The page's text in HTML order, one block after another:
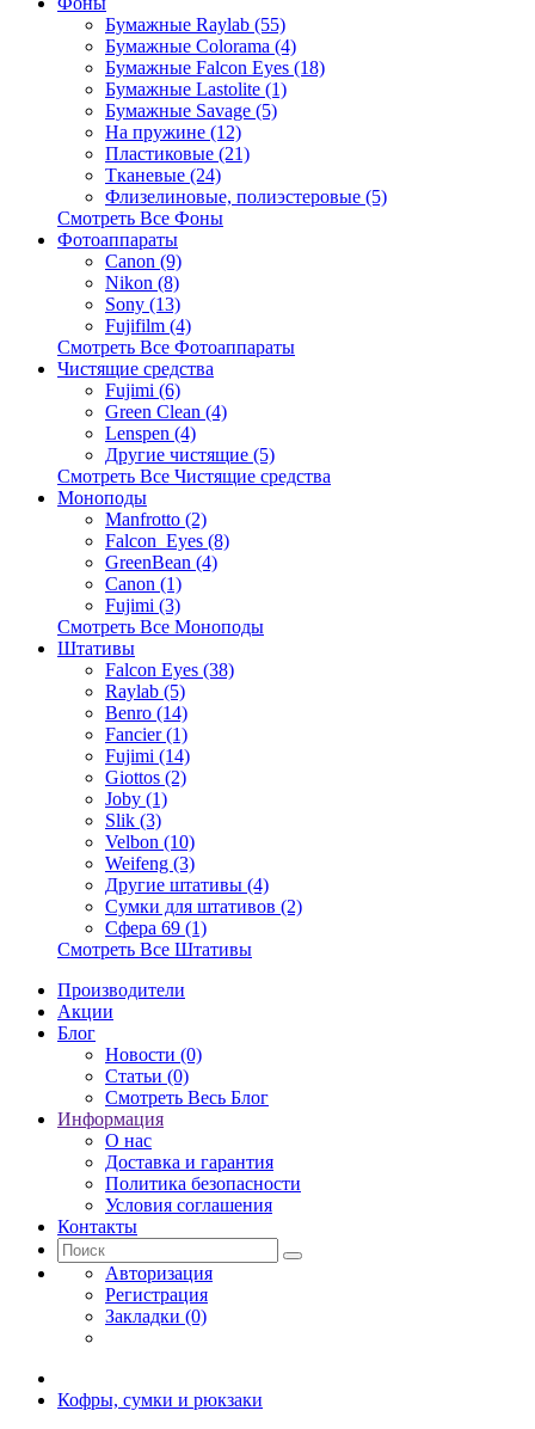
Бумажные Raylab (55)
Бумажные Colorama (4)
Бумажные Falcon Eyes (18)
Бумажные Lastolite (1)
Бумажные Savage (5)
На пружине (12)
Пластиковые (21)
Тканевые (24)
Флизелиновые, полиэстеровые (5)
Смотреть Все Фоны
Фотоаппараты
Canon (9)
Nikon (8)
Sony (13)
Fujifilm (4)
Смотреть Все Фотоаппараты
Чистящие средства
Fujimi (6)
Green Clean (4)
Lenspen (4)
Другие чистящие (5)
Смотреть Все Чистящие средства
Моноподы
Manfrotto (2)
Falcon_Eyes (8)
GreenBean (4)
Canon (1)
Fujimi (3)
Смотреть Все Моноподы
Штативы
Falcon Eyes (38)
Raylab (5)
Benro (14)
Fancier (1)
Fujimi (14)
Giottos (2)
Joby (1)
Slik (3)
Velbon (10)
Weifeng (3)
Другие штативы (4)
Сумки для штативов (2)
Сфера 69 (1)
Смотреть Все Штативы
Производители
Акции
Блог
Новости (0)
Статьи (0)
Смотреть Весь Блог
Информация
О нас
Доставка и гарантия
Политика безопасности
Условия соглашения
Контакты
Авторизация
Регистрация
Закладки (0)
Кофры, сумки и рюкзаки